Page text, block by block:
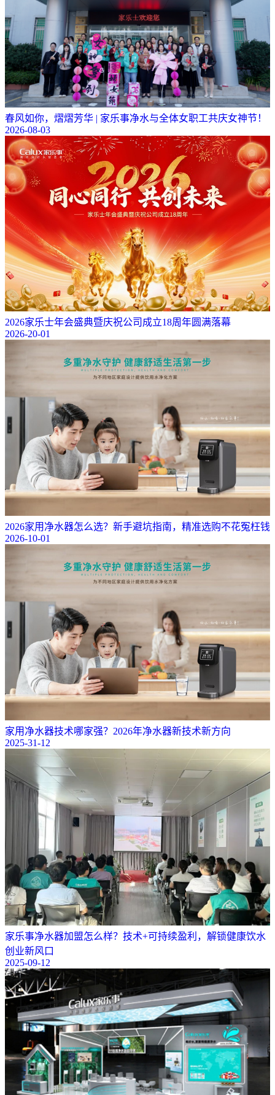
春风如你，熠熠芳华 | 家乐事净水与全体女职工共庆女神节！
2026-08-03
2026家乐士年会盛典暨庆祝公司成立18周年圆满落幕
2026-20-01
2026家用净水器怎么选？新手避坑指南，精准选购不花冤枉钱
2026-10-01
家用净水器技术哪家强？2026年净水器新技术新方向
2025-31-12
​家乐事净水器加盟怎么样？技术+可持续盈利，解锁健康饮水
创业新风口
2025-09-12